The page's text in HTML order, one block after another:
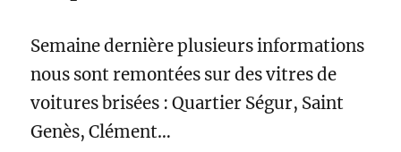
Semaine dernière plusieurs informations
nous sont remontées sur des vitres de
voitures brisées : Quartier Ségur, Saint
Genès, Clément…